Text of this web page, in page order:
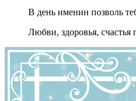
В день именин позволь
Любви, здоровья, счастья